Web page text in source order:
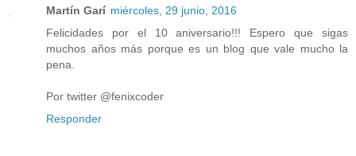
Martín Garí miércoles, 29 junio, 2016
Felicidades por el 10 aniversario!!! Espero que sigas
muchos años más porque es un blog que vale mucho la
pena.
Por twitter @fenixcoder
Responder